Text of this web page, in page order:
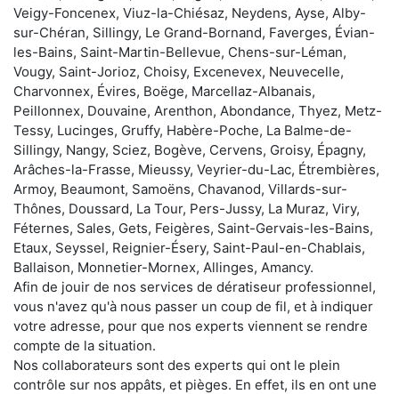
Veigy-Foncenex, Viuz-la-Chiésaz, Neydens, Ayse, Alby-
sur-Chéran, Sillingy, Le Grand-Bornand, Faverges, Évian-
les-Bains, Saint-Martin-Bellevue, Chens-sur-Léman,
Vougy, Saint-Jorioz, Choisy, Excenevex, Neuvecelle,
Charvonnex, Évires, Boëge, Marcellaz-Albanais,
Peillonnex, Douvaine, Arenthon, Abondance, Thyez, Metz-
Tessy, Lucinges, Gruffy, Habère-Poche, La Balme-de-
Sillingy, Nangy, Sciez, Bogève, Cervens, Groisy, Épagny,
Arâches-la-Frasse, Mieussy, Veyrier-du-Lac, Étrembières,
Armoy, Beaumont, Samoëns, Chavanod, Villards-sur-
Thônes, Doussard, La Tour, Pers-Jussy, La Muraz, Viry,
Féternes, Sales, Gets, Feigères, Saint-Gervais-les-Bains,
Etaux, Seyssel, Reignier-Ésery, Saint-Paul-en-Chablais,
Ballaison, Monnetier-Mornex, Allinges, Amancy.
Afin de jouir de nos services de dératiseur professionnel,
vous n'avez qu'à nous passer un coup de fil, et à indiquer
votre adresse, pour que nos experts viennent se rendre
compte de la situation.
Nos collaborateurs sont des experts qui ont le plein
contrôle sur nos appâts, et pièges. En effet, ils en ont une